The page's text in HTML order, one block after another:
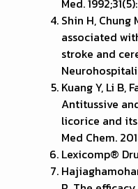
Shin H, Chung
associated
stroke and
Kuang Y, Li B,
Antitussive
licorice and
Med Chem.
Lexicomp®